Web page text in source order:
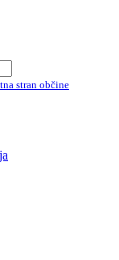
stran občine